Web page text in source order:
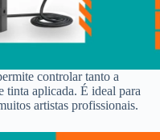
controlar tanto a
tinta aplicada. É ideal para
artistas profissionais.